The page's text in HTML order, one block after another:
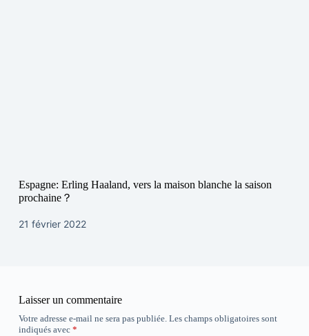
Espagne: Erling Haaland, vers la maison blanche la saison
prochaine？
21 février 2022
Laisser un commentaire
Votre adresse e-mail ne sera pas publiée. Les champs obligatoires sont
indiqués avec *